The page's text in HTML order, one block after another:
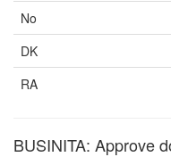
No
DK
RA
BUSINITA: Approve